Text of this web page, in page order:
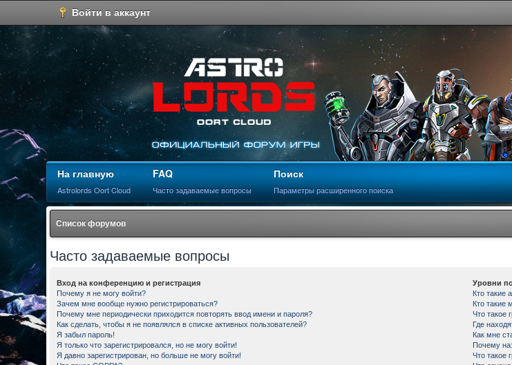
Войти в аккаунт
На главную
Astrolords Oort Cloud
FAQ
Часто задаваемые вопросы
Поиск
Параметры расширенного поиска
Список форумов
Часто задаваемые вопросы
Вход на конференцию и регистрация
Почему я не могу войти?
Зачем мне вообще нужно регистрироваться?
Почему мне периодически приходится повторять ввод имени и пароля?
Как сделать, чтобы я не появлялся в списке активных пользователей?
Я забыл пароль!
Я только что зарегистрировался, но не могу войти!
Я давно зарегистрирован, но больше не могу войти!
Уровни
Кто такие
Кто такие
Что такое
Где
Как мне
Почему
Что такое